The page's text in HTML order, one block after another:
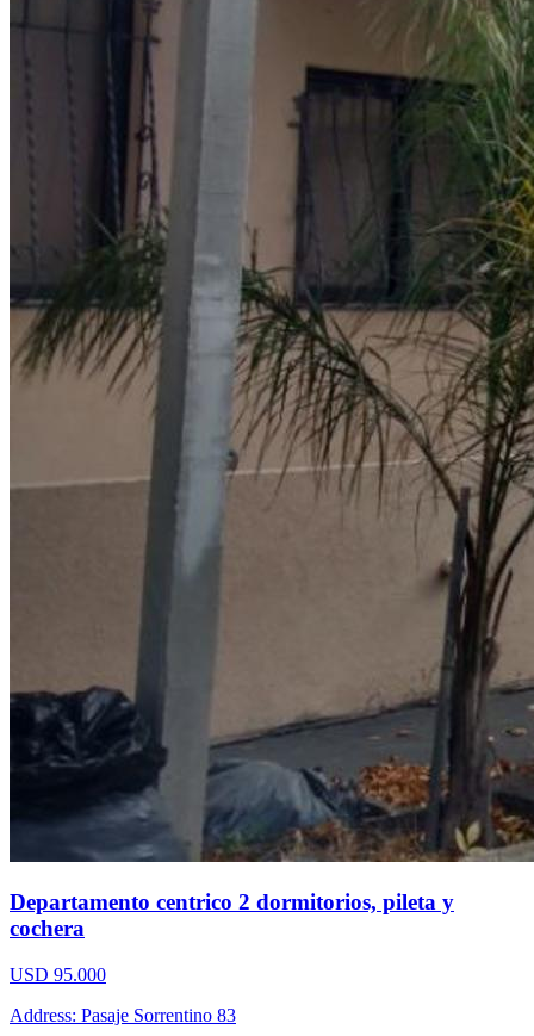
Departamento centrico 2 dormitorios, pileta y
cochera
USD 95.000
Address: Pasaje Sorrentino 83